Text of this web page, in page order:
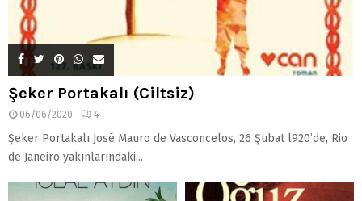
Şeker Portakalı (Ciltsiz)
06/06/2020 4
Şeker Portakalı José Mauro de Vasconcelos, 26 Şubat l920’de, Rio
de Janeiro yakınlarındaki...